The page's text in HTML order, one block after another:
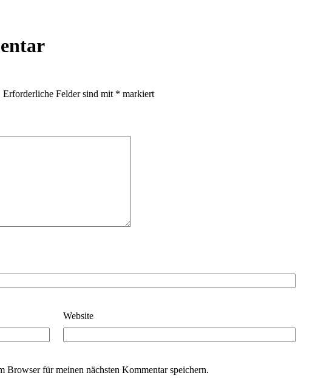
Erforderliche Felder sind mit * markiert
Website
Browser für meinen nächsten Kommentar speichern.